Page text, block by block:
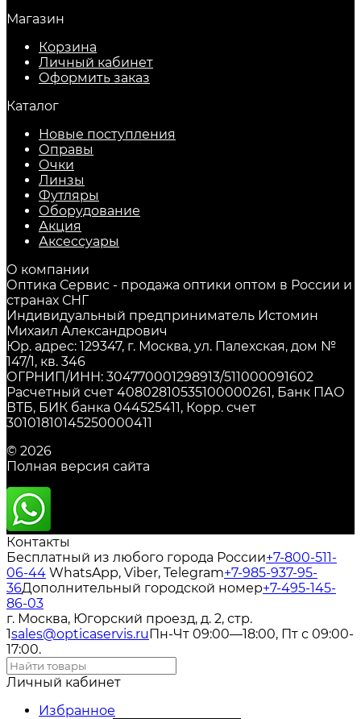
Магазин
Корзина
Личный кабинет
Оформить заказ
Каталог
Новые поступления
Оправы
Очки
Линзы
Футляры
Оборудование
Акция
Аксессуары
О компании
Оптика Сервис - продажа оптики оптом в России и
странах СНГ
Индивидуальный предприниматель Истомин
Михаил Александрович
Юр. адрес: 129347, г. Москва, ул. Палехская, дом №
147/1, кв. 346
ОГРНИП/ИНН: 304770001298913/511000091602
Расчетный счет 40802810535100000261, Банк ПАО
ВТБ, БИК банка 044525411, Корр. счет
30101810145250000411
© 2026
Полная версия сайта
Контакты
Бесплатный из любого города России+7-800-511-
06-44 WhatsApp, Viber, Telegram+7-985-937-95-
36Дополнительный городской номер+7-495-145-
86-03
г. Москва, Югорский проезд, д. 2, стр.
1sales@opticaservis.ruПн-Чт 09:00—18:00, Пт с 09:00-
17:00.
Личный кабинет
Избранное